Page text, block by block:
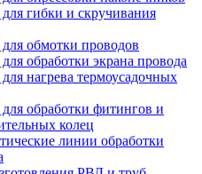
гибки и скручивания
обмотки проводов
обработки экрана провода
нагрева термоусадочных
обработки фитингов и
колец
линии обработки